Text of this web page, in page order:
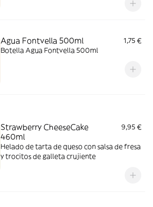
Agua Fontvella 500ml
1,75 €
Botella Agua Fontvella 500ml
Strawberry CheeseCake
460ml
9,95 €
Helado de tarta de queso con salsa de fresa
y trocitos de galleta crujiente